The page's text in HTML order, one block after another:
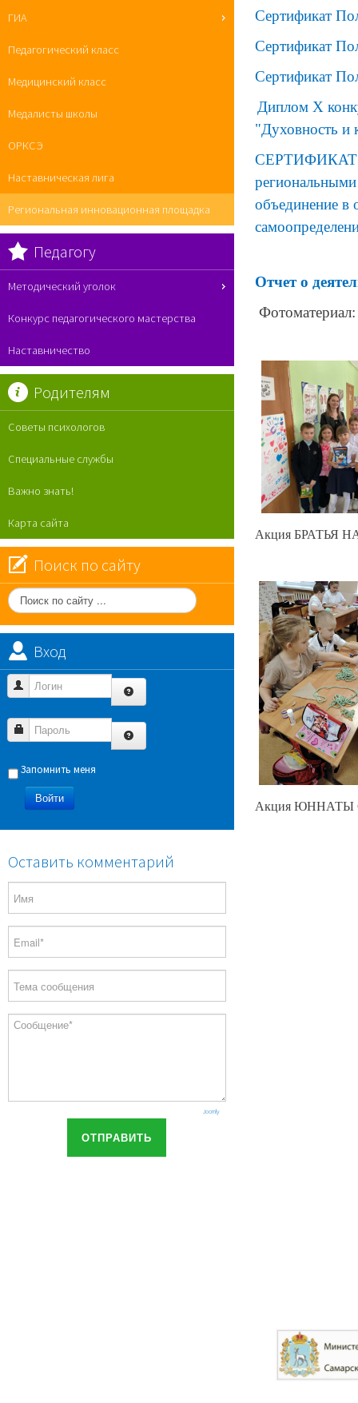
Сертификат
Сертификат
Сертификат
Диплом Х
"Духовность и
СЕРТИФИКАТ
объединение в
Отчет о
Фотоматериал:
Акция
Акция
ГИА
Педагогический класс
Медицинский класс
Медалисты школы
ОРКСЭ
Наставническая лига
Региональная инновационная площадка
Педагогу
Методический уголок
Конкурс педагогического мастерства
Наставничество
Родителям
Советы психологов
Специальные службы
Важно знать!
Карта сайта
Поиск по сайту
Поиск
по
сайту
Вход
Логин
Пароль
Запомнить меня
Войти
Оставить комментарий
Joomly
ОТПРАВИТЬ